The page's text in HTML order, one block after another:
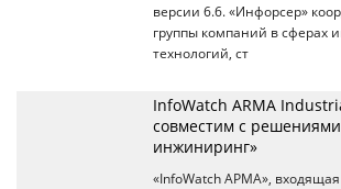
версии 6.6. «Инфорсер»
группы компаний в сферах
технологий, ст
InfoWatch ARMA
совместим с
инжиниринг»
«InfoWatch АРМА», входящая